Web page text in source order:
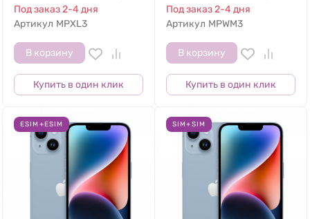
Под заказ 2-4 дня
Артикул MPXL3
В корзину
Купить в один клик
Под заказ 2-4 дня
Артикул MPWM3
В корзину
Купить в один клик
ESIM+ESIM SIM+SIM